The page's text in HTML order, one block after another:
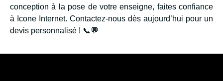
conception à la pose de votre enseigne, faites confiance
à Icone Internet. Contactez-nous dès aujourd’hui pour un
devis personnalisé ! 📞💬